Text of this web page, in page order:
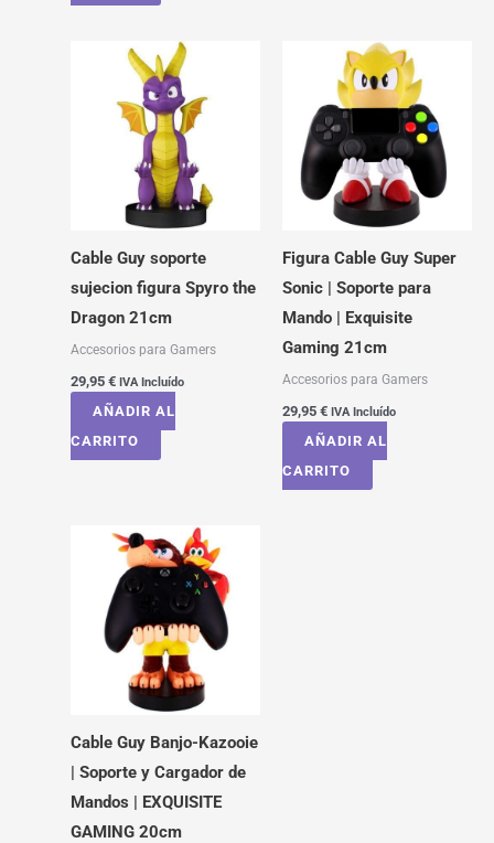
Cable Guy soporte
sujecion figura Spyro the
Dragon 21cm
Accesorios para Gamers
29,95 € IVA Incluído
AÑADIR AL
CARRITO
Figura Cable Guy Super
Sonic | Soporte para
Mando | Exquisite
Gaming 21cm
Accesorios para Gamers
29,95 € IVA Incluído
AÑADIR AL
CARRITO
Cable Guy Banjo-Kazooie
| Soporte y Cargador de
Mandos | EXQUISITE
GAMING 20cm